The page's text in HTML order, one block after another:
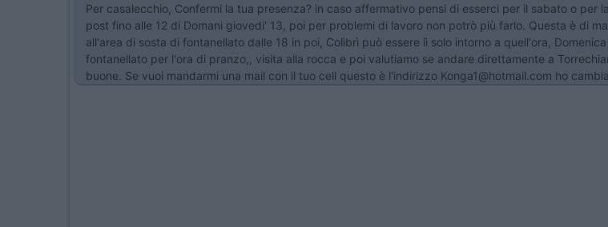
Per casalecchio, Confermi la tua presenza? in caso affermativo pensi di esserci per il sabato o
post fino alle 12 di Domani giovedi' 13, poi per problemi di lavoro non potrò più farlo. Questa è di
all'area di sosta di fontanellato dalle 18 in poi, Colìbrì può essere lì solo intorno a quell'ora,
fontanellato per l'ora di pranzo,, visita alla rocca e poi valutiamo se andare direttamente a
buone. Se vuoi mandarmi una mail con il tuo cell questo è l'indirizzo Konga1@hotmail.com ho